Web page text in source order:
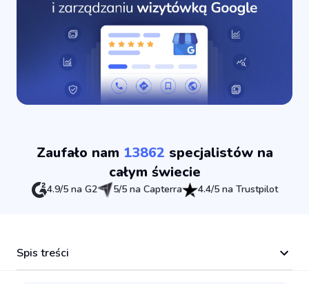
Zaufało nam 13862 specjalistów na
całym świecie
4.9/5 na G2 5/5 na Capterra 4.4/5 na Trustpilot
Spis treści